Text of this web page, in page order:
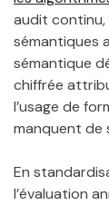
audit continu,
sémantiques
sémantique
chiffrée
l’usage de
manquent de
En
l’évaluation